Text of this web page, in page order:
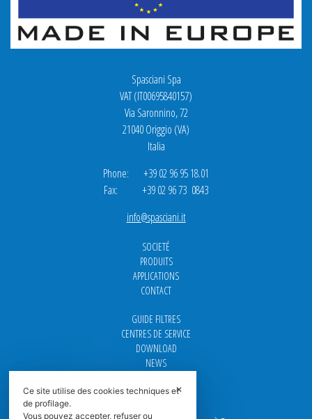
Spasciani Spa
VAT (IT00695840157)
Via Saronnino, 72
21040 Origgio (VA)
Italia
Phone: +39 02 96 95 18.01
Fax: +39 02 96 73 0843
info@spasciani.it
SOCIETÉ
PRODUITS
APPLICATIONS
CONTACT
GUIDE FILTRES
CENTRES DE SERVICE
DOWNLOAD
NEWS
CARRIÈRE ✕
Ce site utilise des cookies techniques et
de profilage.
Vous pouvez accepter, refuser ou